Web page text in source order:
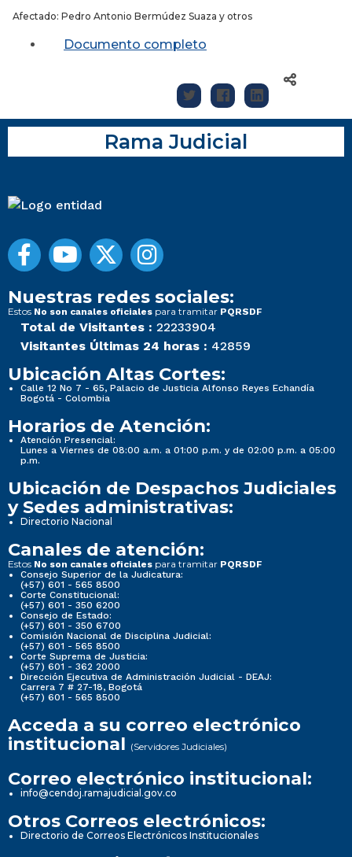
Afectado: Pedro Antonio Bermúdez Suaza y otros
Documento completo
Rama Judicial
Nuestras redes sociales:
Estos No son canales oficiales para tramitar PQRSDF
Total de Visitantes : 22233904
Visitantes Últimas 24 horas : 42859
Ubicación Altas Cortes:
Calle 12 No 7 - 65, Palacio de Justicia Alfonso Reyes Echandía
Bogotá - Colombia
Horarios de Atención:
Atención Presencial:
Lunes a Viernes de 08:00 a.m. a 01:00 p.m. y de 02:00 p.m. a 05:00
p.m.
Ubicación de Despachos Judiciales
y Sedes administrativas:
Directorio Nacional
Canales de atención:
Estos No son canales oficiales para tramitar PQRSDF
Consejo Superior de la Judicatura:
(+57) 601 - 565 8500
Corte Constitucional:
(+57) 601 - 350 6200
Consejo de Estado:
(+57) 601 - 350 6700
Comisión Nacional de Disciplina Judicial:
(+57) 601 - 565 8500
Corte Suprema de Justicia:
(+57) 601 - 362 2000
Dirección Ejecutiva de Administración Judicial - DEAJ:
Carrera 7 # 27-18, Bogotá
(+57) 601 - 565 8500
Acceda a su correo electrónico
institucional (Servidores Judiciales)
Correo electrónico institucional:
info@cendoj.ramajudicial.gov.co
Otros Correos electrónicos:
Directorio de Correos Electrónicos Institucionales